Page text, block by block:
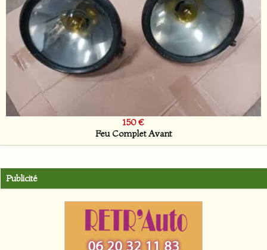
150 €
Feu Complet Avant
Publicité